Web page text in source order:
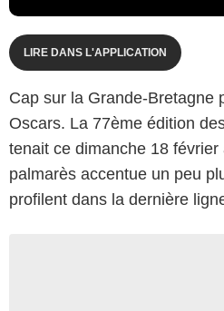
LIRE DANS L'APPLICATION
Cap sur la Grande-Bretagne
Oscars. La 77ème édition
tenait ce dimanche 18 février
palmarès accentue un peu
profilent dans la dernière